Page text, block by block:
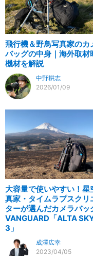
飛行機＆野鳥写真家のカ
バッグの中身｜海外取材
機材を解説
中野耕志
2026/01/09
大容量で使いやすい！星
真家・タイムラプスクリ
ターが選んだカメラバッ
VANGUARD「ALTA
3」
成澤広幸
2023/04/05